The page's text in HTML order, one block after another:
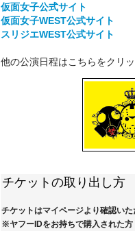
仮面女子公式サイト
仮面女子WEST公式サイト
スリジエWEST公式サイト
他の公演日程はこちらをクリ
チケットの取り出し方
チケットはマイページより確認いた
※ヤフーIDをお持ちで購入された方